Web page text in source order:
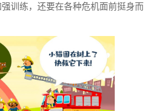
训练，还要在各种危机面前挺身而